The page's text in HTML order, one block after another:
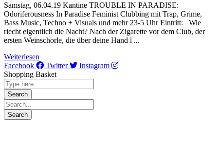
Samstag, 06.04.19 Kantine TROUBLE IN PARADISE:
Odoriferousness In Paradise Feminist Clubbing mit Trap, Grime,
Bass Music, Techno + Visuals und mehr 23-5 Uhr Eintritt: Wie
riecht eigentlich die Nacht? Nach der Zigarette vor dem Club, der
ersten Weinschorle, die über deine Hand l ...
Weiterlesen
Facebook
Twitter
Instagram
Shopping Basket